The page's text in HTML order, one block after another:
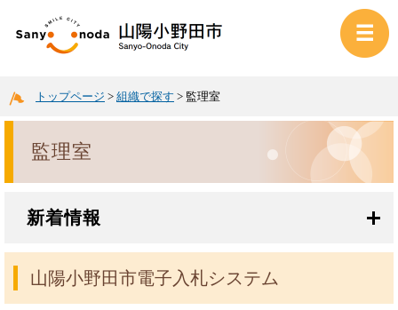
トップページ > 組織で探す > 監理室
監理室
新着情報
山陽小野田市電子入札システム